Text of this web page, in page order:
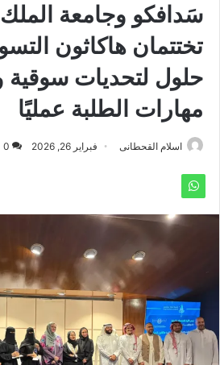
سَدافكو وجامعة الملك
تختتمان هاكاثون
حلول لتحديات سوقية
مهارات الطلبة عمليًا
اسلام القحطانى فبراير 26, 2026 0